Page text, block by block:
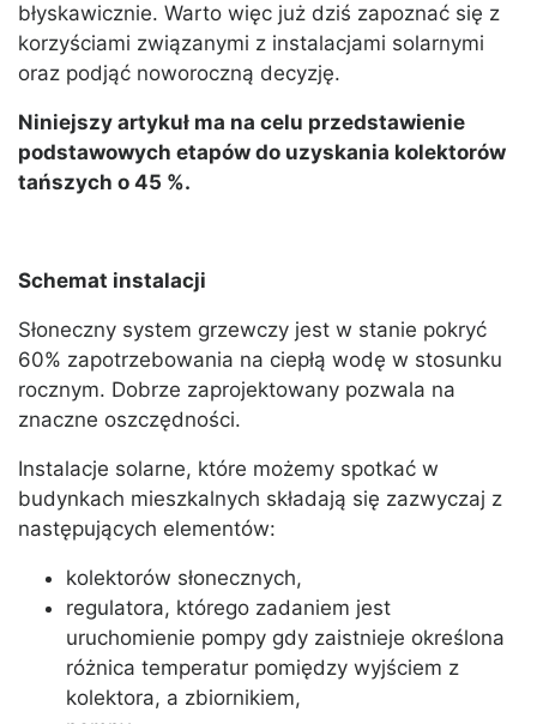
błyskawicznie. Warto więc już dziś zapoznać się z
korzyściami związanymi z instalacjami solarnymi
oraz podjąć noworoczną decyzję.
Niniejszy artykuł ma na celu przedstawienie
podstawowych etapów do uzyskania kolektorów
tańszych o 45 %.
Schemat instalacji
Słoneczny system grzewczy jest w stanie pokryć
60% zapotrzebowania na ciepłą wodę w stosunku
rocznym. Dobrze zaprojektowany pozwala na
znaczne oszczędności.
Instalacje solarne, które możemy spotkać w
budynkach mieszkalnych składają się zazwyczaj z
następujących elementów:
kolektorów słonecznych,
regulatora, którego zadaniem jest
uruchomienie pompy gdy zaistnieje określona
różnica temperatur pomiędzy wyjściem z
kolektora, a zbiornikiem,